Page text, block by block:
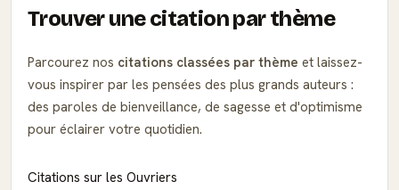
Trouver une citation par thème
Parcourez nos citations classées par thème et laissez-
vous inspirer par les pensées des plus grands auteurs :
des paroles de bienveillance, de sagesse et d'optimisme
pour éclairer votre quotidien.
Citations sur les Ouvriers